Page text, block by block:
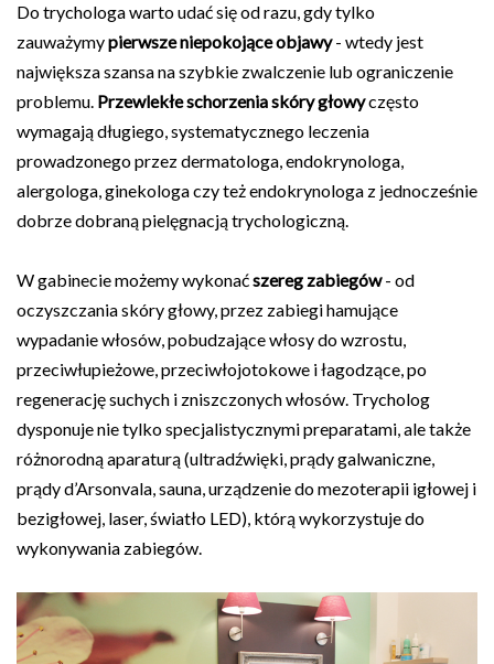
Do trychologa warto udać się od razu, gdy tylko
zauważymypierwsze niepokojące objawy- wtedy jest
największa szansa na szybkie zwalczenie lub ograniczenie
problemu. Przewlekłe schorzenia skóry głowyczęsto
wymagają długiego, systematycznego leczenia
prowadzonego przez dermatologa, endokrynologa,
alergologa, ginekologa czy też endokrynologa z jednocześnie
dobrze dobraną pielęgnacją trychologiczną.
W gabinecie możemy wykonaćszereg zabiegów- od
oczyszczania skóry głowy, przez zabiegi hamujące
wypadanie włosów, pobudzające włosy do wzrostu,
przeciwłupieżowe, przeciwłojotokowe i łagodzące, po
regenerację suchych i zniszczonych włosów. Trycholog
dysponuje nie tylko specjalistycznymi preparatami, ale także
różnorodną aparaturą (ultradźwięki, prądy galwaniczne,
prądy d’Arsonvala, sauna, urządzenie do mezoterapii igłowej i
bezigłowej, laser, światło LED), którą wykorzystuje do
wykonywania zabiegów.